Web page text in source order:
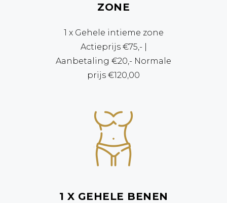
ZONE
1 x Gehele intieme zone
Actieprijs €75,- |
Aanbetaling €20,- Normale
prijs €120,00
1 X GEHELE BENEN